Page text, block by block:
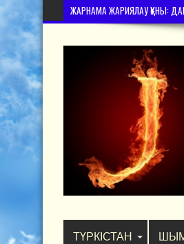
ЖАРНАМА ЖАРИЯЛАУ ҚҰНЫ:
ТҮРКІСТАН